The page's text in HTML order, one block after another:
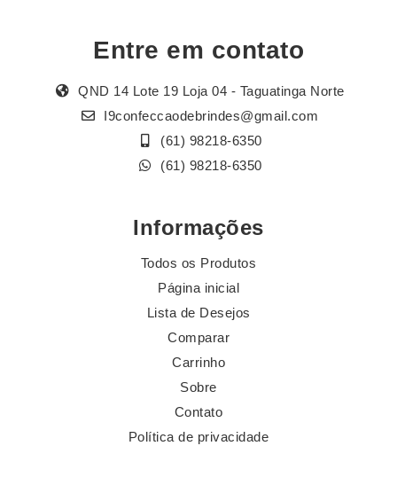
Entre em contato
QND 14 Lote 19 Loja 04 - Taguatinga Norte
I9confeccaodebrindes@gmail.com
(61) 98218-6350
(61) 98218-6350
Informações
Todos os Produtos
Página inicial
Lista de Desejos
Comparar
Carrinho
Sobre
Contato
Política de privacidade